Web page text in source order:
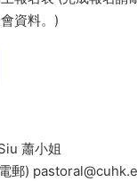
資料。)
is external)
蕭小姐
郵)